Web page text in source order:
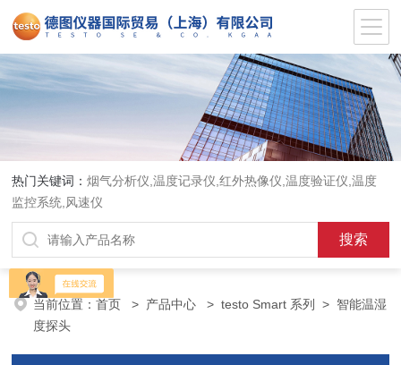
热门关键词：烟气分析仪,温度记录仪,红外热像仪,温度验证仪,温度
监控系统,风速仪
当前位置：首页 > 产品中心 >testo Smart 系列 > 智能温湿
度探头